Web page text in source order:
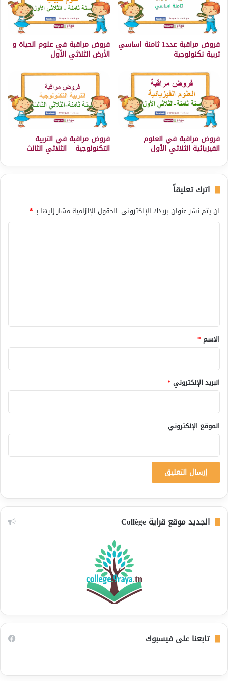
فروض مراقبة عدد1 ثامنة اساسي
تربية نكنولوجية
فروض مراقبة في علوم الحياة و
الأرض الثلاثي الأول
فروض مراقبة في العلوم
الفيزيائية الثلاثي الأول
فروض مراقبة في التربية
التكنولوجية – الثلاثي الثالث
اترك تعليقاً
لن يتم نشر عنوان بريدك الإلكتروني. الحقول الإلزامية مشار إليها بـ*
*
الاسم *
البريد الإلكتروني *
الموقع الإلكتروني
الجديد موقع قراية Collège
تابعنا على فيسبوك